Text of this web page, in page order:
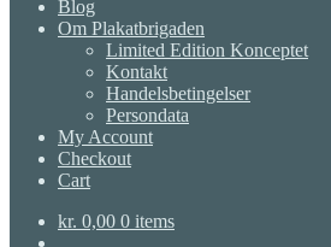
Blog
Om Plakatbrigaden
Limited Edition Konceptet
Kontakt
Handelsbetingelser
Persondata
My Account
Checkout
Cart
kr. 0,00 0 items